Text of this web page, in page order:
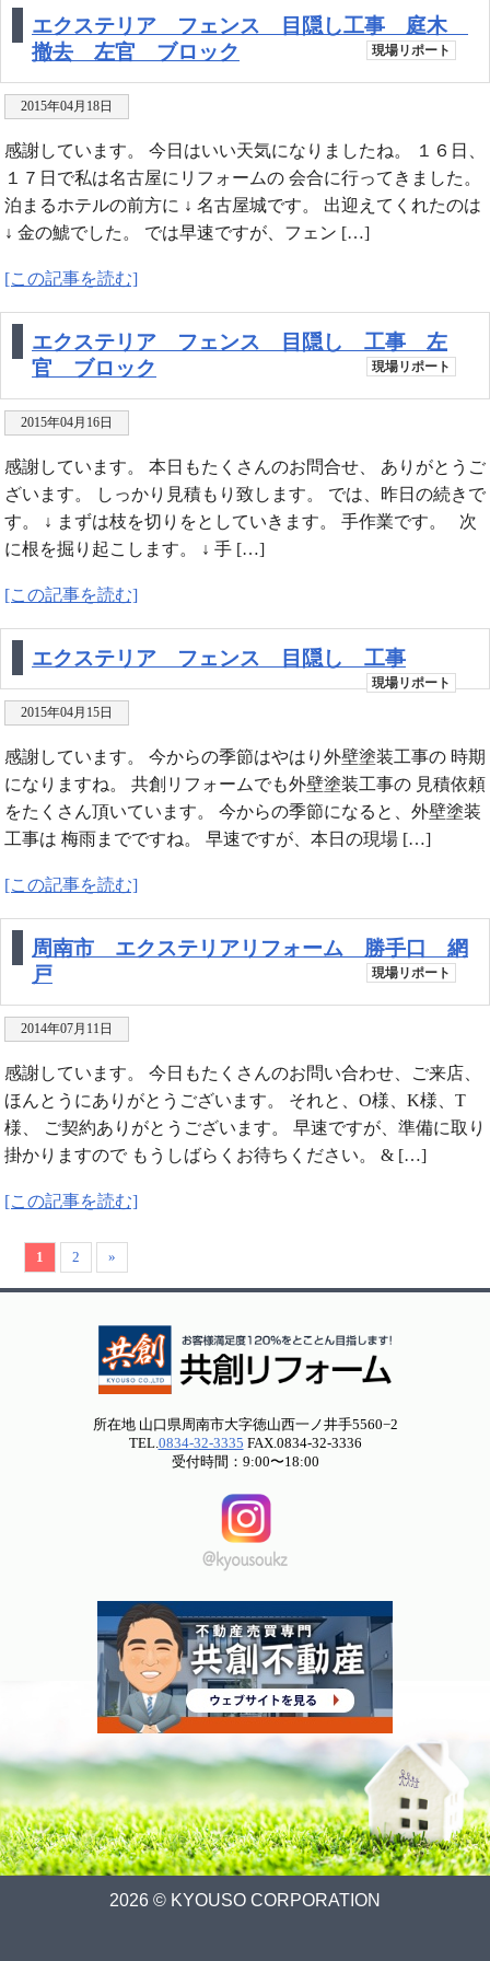
エクステリア フェンス 目隠し工事 庭木
撤去 左官 ブロック
現場リポート
2015年04月18日
感謝しています。 今日はいい天気になりましたね。 １６日、
１７日で私は名古屋にリフォームの 会合に行ってきました。
泊まるホテルの前方に ↓ 名古屋城です。 出迎えてくれたのは
↓ 金の鯱でした。 では早速ですが、フェン […]
[この記事を読む]
エクステリア フェンス 目隠し 工事 左
官 ブロック
現場リポート
2015年04月16日
感謝しています。 本日もたくさんのお問合せ、 ありがとうご
ざいます。 しっかり見積もり致します。 では、昨日の続きで
す。 ↓ まずは枝を切りをとしていきます。 手作業です。 次
に根を掘り起こします。 ↓ 手 […]
[この記事を読む]
エクステリア フェンス 目隠し 工事
現場リポート
2015年04月15日
感謝しています。 今からの季節はやはり外壁塗装工事の 時期
になりますね。 共創リフォームでも外壁塗装工事の 見積依頼
をたくさん頂いています。 今からの季節になると、外壁塗装
工事は 梅雨までですね。 早速ですが、本日の現場 […]
[この記事を読む]
周南市 エクステリアリフォーム 勝手口 網
戸
現場リポート
2014年07月11日
感謝しています。 今日もたくさんのお問い合わせ、ご来店、
ほんとうにありがとうございます。 それと、O様、K様、T
様、 ご契約ありがとうございます。 早速ですが、準備に取り
掛かりますので もうしばらくお待ちください。 & […]
[この記事を読む]
1 2 »
所在地 山口県周南市大字徳山西一ノ井手5560−2
TEL. 0834-32-3335 FAX.0834-32-3336
受付時間：9:00〜18:00
2026 © KYOUSO CORPORATION